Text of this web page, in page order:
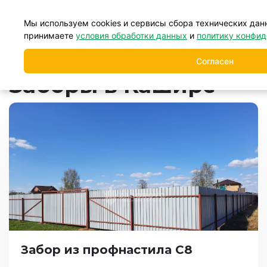
+7 (499) 877-39-88
Главная Заборы Заборы в Каширском районе
Заборы в Кашире
Забор из профнастила С8
Мы используем cookies и сервисы сбора технических
принимаете условия обработки данных и политику
Согласен